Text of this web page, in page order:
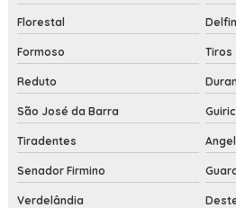
Florestal
Formoso Tiros
Reduto
São José da Barra
Tiradentes
Senador Firmino
Verdelândia